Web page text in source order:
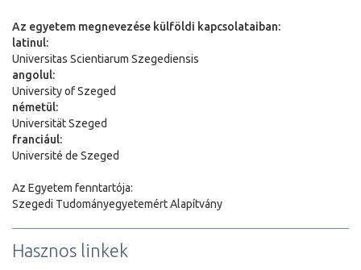
Az egyetem megnevezése külföldi kapcsolataiban:
latinul:
Universitas Scientiarum Szegediensis
angolul:
University of Szeged
németül:
Universität Szeged
franciául:
Université de Szeged
Az Egyetem fenntartója:
Szegedi Tudományegyetemért Alapítvány
Hasznos linkek